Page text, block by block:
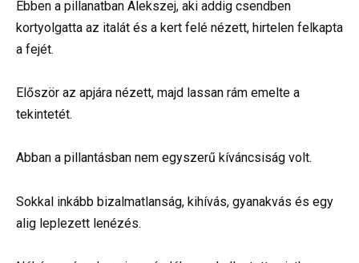
Ebben a pillanatban Alekszej, aki addig csendben
kortyolgatta az italát és a kert felé nézett, hirtelen felkapta
a fejét.
Először az apjára nézett, majd lassan rám emelte a
tekintetét.
Abban a pillantásban nem egyszerű kíváncsiság volt.
Sokkal inkább bizalmatlanság, kihívás, gyanakvás és egy
alig leplezett lenézés.